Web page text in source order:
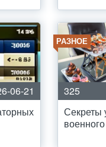
06-21
РАЗНОЕ
325
Секреты